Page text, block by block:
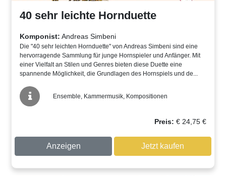
40 sehr leichte Hornduette
Komponist: Andreas Simbeni
Die "40 sehr leichten Hornduette" von Andreas Simbeni sind eine
hervorragende Sammlung für junge Hornspieler und Anfänger. Mit
einer Vielfalt an Stilen und Genres bieten diese Duette eine
spannende Möglichkeit, die Grundlagen des Hornspiels und de...
Ensemble, Kammermusik, Kompositionen
Preis: €24,75€
Anzeigen Jetzt kaufen